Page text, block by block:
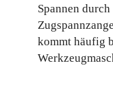
Spannen
kommt häufig